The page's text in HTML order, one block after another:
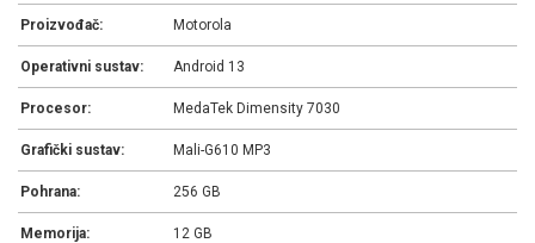
Proizvođač: Motorola
Operativni sustav: Android 13
Procesor: MedaTek Dimensity 7030
Grafički sustav: Mali-G610 MP3
Pohrana: 256 GB
Memorija: 12 GB